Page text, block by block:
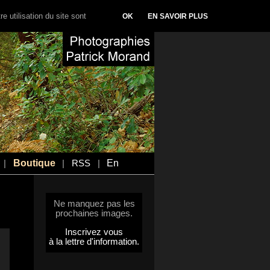
Boutique RSS En
Ne manquez pas les
prochaines images.
Inscrivez vous
à la lettre d'information.
utilisation du site sont OK EN SAVOIR PLUS